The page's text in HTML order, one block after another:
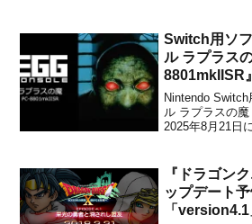
画を下記からチ
い。また、こち
(greenbell...
Switch用ソ
ル ラプラス
8801mkIISR
に配信決定！
Nintendo
ル ラプラスの魔
2025年8月21日
開するプロジ
Switc...
『ドラゴン
ップデート
「version4.1